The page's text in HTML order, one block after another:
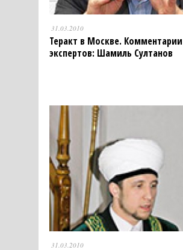
31.03.2010
Теракт в Москве. Комментарии
экспертов: Шамиль Султанов
31.03.2010